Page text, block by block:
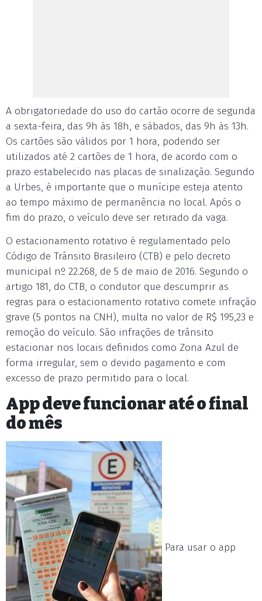
A obrigatoriedade do uso do cartão ocorre de segunda
a sexta-feira, das 9h às 18h, e sábados, das 9h às 13h.
Os cartões são válidos por 1 hora, podendo ser
utilizados até 2 cartões de 1 hora, de acordo com o
prazo estabelecido nas placas de sinalização. Segundo
a Urbes, é importante que o munícipe esteja atento
ao tempo máximo de permanência no local. Após o
fim do prazo, o veículo deve ser retirado da vaga.
O estacionamento rotativo é regulamentado pelo
Código de Trânsito Brasileiro (CTB) e pelo decreto
municipal nº 22.268, de 5 de maio de 2016. Segundo o
artigo 181, do CTB, o condutor que descumprir as
regras para o estacionamento rotativo comete infração
grave (5 pontos na CNH), multa no valor de R$ 195,23 e
remoção do veículo. São infrações de trânsito
estacionar nos locais definidos como Zona Azul de
forma irregular, sem o devido pagamento e com
excesso de prazo permitido para o local.
App deve funcionar até o final
do mês
Para usar o app